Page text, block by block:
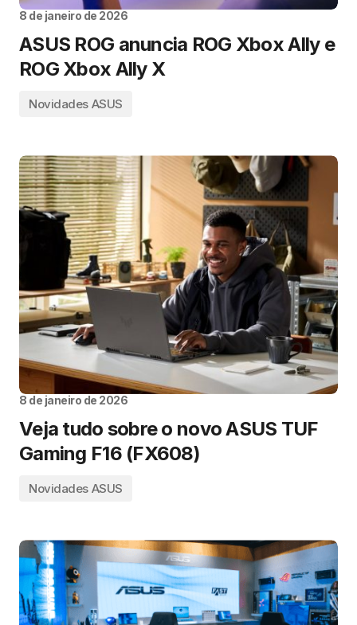
8 de janeiro de 2026
ASUS ROG anuncia ROG Xbox Ally e
ROG Xbox Ally X
Novidades ASUS
8 de janeiro de 2026
Veja tudo sobre o novo ASUS TUF
Gaming F16 (FX608)
Novidades ASUS